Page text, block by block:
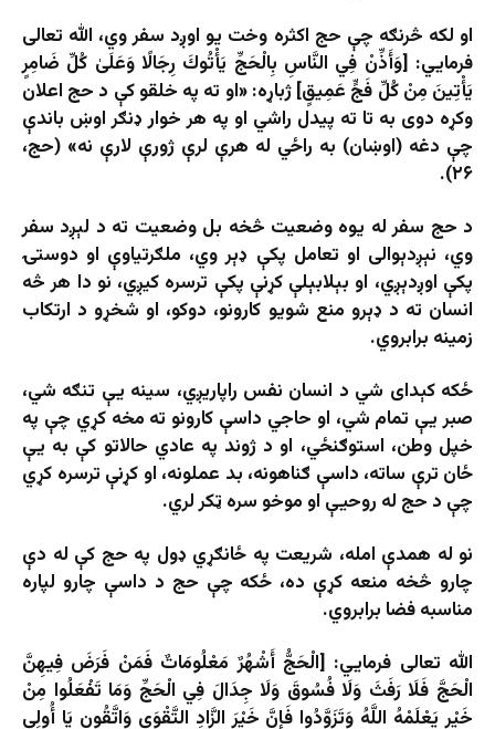
او لکه څرنګه چې حج اکثره وخت يو اوږد سفر وي، الله تعالی
فرمايي: [وَأَذِّنْ فِي النَّاسِ بِالْحَجِّ يَأْتُوكَ رِجَالًا وَعَلَىٰ كُلِّ ضَامِرٍ
يَأْتِينَ مِنْ كُلِّ فَجٍّ عَمِيقٍ] ژباړه: «او ته په خلقو كې د حج اعلان
وكړه دوى به تا ته پیدل راشي او په هر خوار ډنګر اوښ باندې
چې دغه (اوښان) به راځي له هرې لرې ژورې لارې نه» (حج،
۲۶).
د حج سفر له يوه وضعیت څخه بل وضعیت ته د لېږد سفر
وي، نېږدېوالی او تعامل پکې ډېر وي، ملګرتياوې او دوستۍ
پکې اوږدېږي، او بېلابېلې کړنې پکې ترسره کیږي، نو دا هر څه
انسان ته د ډېرو منع شويو کارونو، دوکو، او شخړو د ارتکاب
زمينه برابروي.
ځکه کېدای شي د انسان نفس راپاریږي، سينه یې تنګه شي،
صبر یې تمام شي، او حاجي داسې کارونو ته مخه کړي چې په
خپل وطن، استوګنځي، او د ژوند په عادي حالاتو کې به یې
ځان ترې ساته، داسې ګناهونه، بد عملونه، او کړنې ترسره کړي
چې د حج له روحيې او موخو سره ټکر لري.
نو له همدې امله، شريعت په ځانګړي ډول په حج کې له دې
چارو څخه منعه کړې ده، ځکه چې حج د داسې چارو لپاره
مناسبه فضا برابروي.
الله تعالی فرمايي: [الْحَجُّ أَشْهُرٌ مَعْلُومَاتٌ فَمَنْ فَرَضَ فِيهِنَّ
الْحَجَّ فَلَا رَفَثَ وَلَا فُسُوقَ وَلَا جِدَالَ فِي الْحَجِّ وَمَا تَفْعَلُوا مِنْ
خَيْرٍ يَعْلَمْهُ اللَّهُ وَتَزَوَّدُوا فَإِنَّ خَيْرَ الزَّادِ التَّقْوَى وَاتَّقُونِ يَا أُولِي